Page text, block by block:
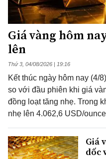
Giá vàng hôm
lên
Thứ 3, 04/08/2026 | 19:16
Kết thúc ngày hôm nay (4/
so với đầu phiên khi giá
đồng loạt tăng nhẹ. Trong
nhẹ lên 4.062,6 USD/
Giá
dốc